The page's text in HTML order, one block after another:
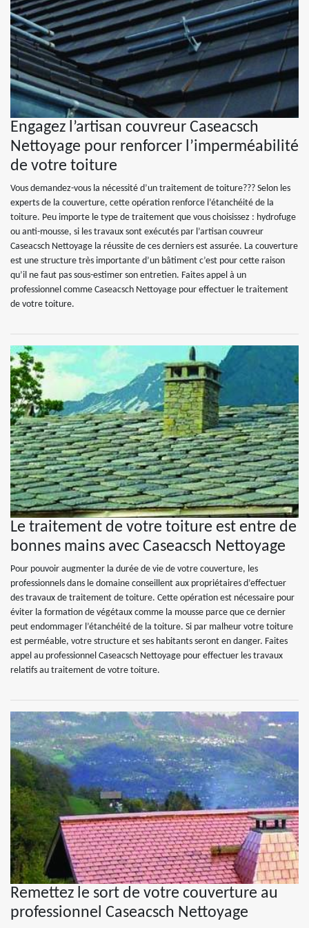
Engagez l’artisan couvreur Caseacsch
Nettoyage pour renforcer l’imperméabilité
de votre toiture
Vous demandez-vous la nécessité d’un traitement de toiture??? Selon les
experts de la couverture, cette opération renforce l’étanchéité de la
toiture. Peu importe le type de traitement que vous choisissez : hydrofuge
ou anti-mousse, si les travaux sont exécutés par l’artisan couvreur
Caseacsch Nettoyage la réussite de ces derniers est assurée. La couverture
est une structure très importante d’un bâtiment c’est pour cette raison
qu’il ne faut pas sous-estimer son entretien. Faites appel à un
professionnel comme Caseacsch Nettoyage pour effectuer le traitement
de votre toiture.
Le traitement de votre toiture est entre de
bonnes mains avec Caseacsch Nettoyage
Pour pouvoir augmenter la durée de vie de votre couverture, les
professionnels dans le domaine conseillent aux propriétaires d’effectuer
des travaux de traitement de toiture. Cette opération est nécessaire pour
éviter la formation de végétaux comme la mousse parce que ce dernier
peut endommager l’étanchéité de la toiture. Si par malheur votre toiture
est perméable, votre structure et ses habitants seront en danger. Faites
appel au professionnel Caseacsch Nettoyage pour effectuer les travaux
relatifs au traitement de votre toiture.
Remettez le sort de votre couverture au
professionnel Caseacsch Nettoyage